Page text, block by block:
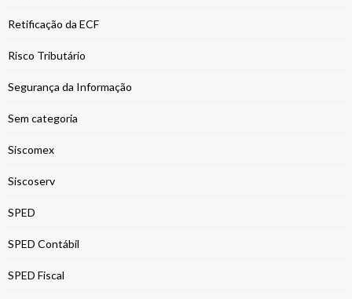
Retificação da ECF
Risco Tributário
Segurança da Informação
Sem categoria
Siscomex
Siscoserv
SPED
SPED Contábil
SPED Fiscal